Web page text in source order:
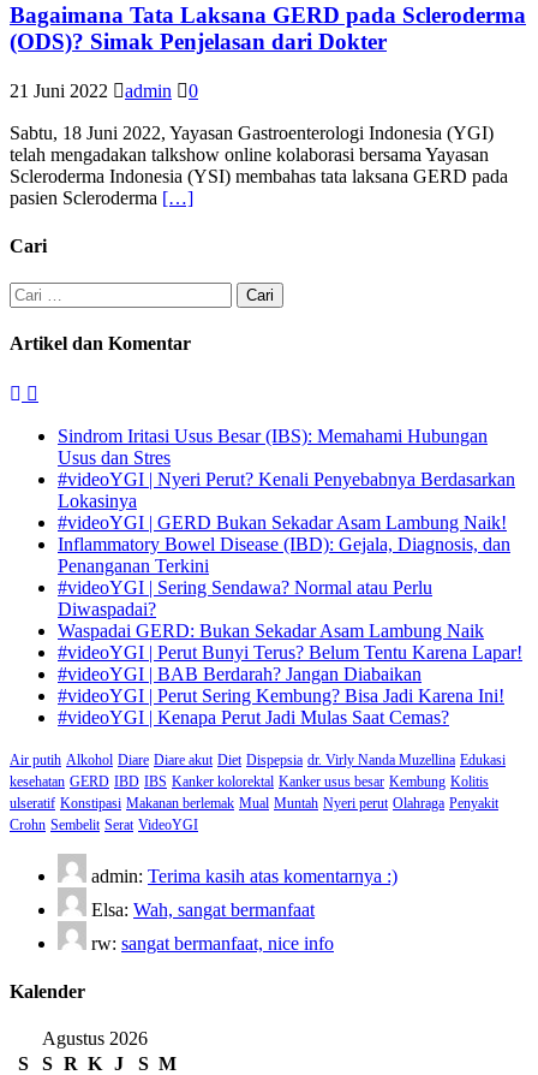
Bagaimana Tata Laksana GERD pada Scleroderma
(ODS)? Simak Penjelasan dari Dokter
21 Juni 2022 admin 0
Sabtu, 18 Juni 2022, Yayasan Gastroenterologi Indonesia (YGI)
telah mengadakan talkshow online kolaborasi bersama Yayasan
Scleroderma Indonesia (YSI) membahas tata laksana GERD pada
pasien Scleroderma […]
Cari
Cari
untuk:
Artikel dan Komentar
Sindrom Iritasi Usus Besar (IBS): Memahami Hubungan
Usus dan Stres
#videoYGI | Nyeri Perut? Kenali Penyebabnya Berdasarkan
Lokasinya
#videoYGI | GERD Bukan Sekadar Asam Lambung Naik!
Inflammatory Bowel Disease (IBD): Gejala, Diagnosis, dan
Penanganan Terkini
#videoYGI | Sering Sendawa? Normal atau Perlu
Diwaspadai?
Waspadai GERD: Bukan Sekadar Asam Lambung Naik
#videoYGI | Perut Bunyi Terus? Belum Tentu Karena Lapar!
#videoYGI | BAB Berdarah? Jangan Diabaikan
#videoYGI | Perut Sering Kembung? Bisa Jadi Karena Ini!
#videoYGI | Kenapa Perut Jadi Mulas Saat Cemas?
Air putih Alkohol Diare Diare akut Diet Dispepsia dr. Virly Nanda Muzellina Edukasi
kesehatan GERD IBD IBS Kanker kolorektal Kanker usus besar Kembung Kolitis
ulseratif Konstipasi Makanan berlemak Mual Muntah Nyeri perut Olahraga Penyakit
Crohn Sembelit Serat VideoYGI
admin: Terima kasih atas komentarnya :)
Elsa: Wah, sangat bermanfaat
rw: sangat bermanfaat, nice info
Kalender
Agustus 2026
S
S R K J S M